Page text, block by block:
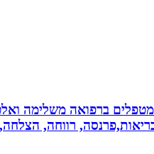
ברפואה משלימה
רווחה,